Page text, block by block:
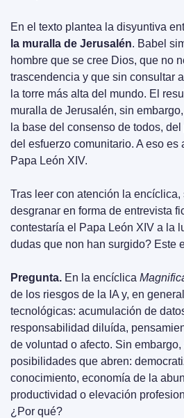
En el texto plantea la disyuntiva
la muralla de Jerusalén. Babel
hombre que se cree Dios, que no
trascendencia y que sin consultar
la torre más alta del mundo. El
muralla de Jerusalén, sin
la base del consenso de todos,
del esfuerzo comunitario. A eso es
Papa León XIV.
Tras leer con atención la
desgranar en forma de entrevista
contestaría el Papa León XIV a la
dudas que non han surgido? Este
Pregunta. En la encíclica
de los riesgos de la IA y, en
tecnológicas: acumulación de
responsabilidad diluída,
de voluntad o afecto. Sin
posibilidades que abren:
conocimiento, economía de la
productividad o elevación
¿Por qué?